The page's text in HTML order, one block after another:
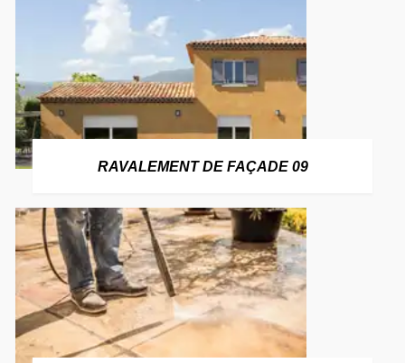
RAVALEMENT DE FAÇADE 09